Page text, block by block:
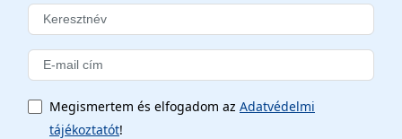
Megismertem és elfogadom az Adatvédelmi
tájékoztatót!